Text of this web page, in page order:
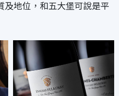
及地位，和五大堡可說是平